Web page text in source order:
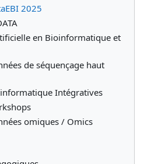
2025
en Bioinformatique et
de séquençage haut
Intégratives
omiques / Omics